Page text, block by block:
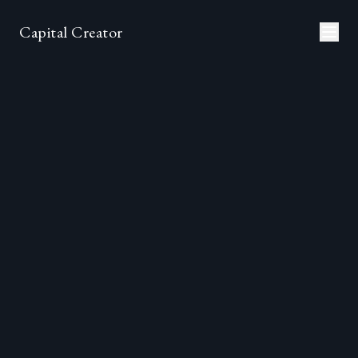
Capital Creator